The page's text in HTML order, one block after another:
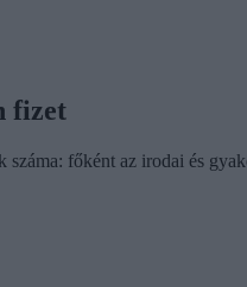
fizet
főként az irodai és